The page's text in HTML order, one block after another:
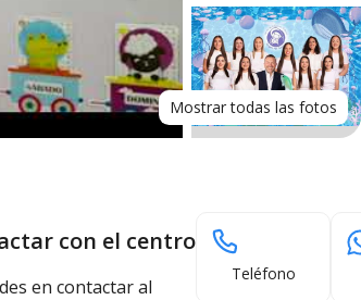
Mostrar todas las fotos
con el centro
en contactar al
Teléfono